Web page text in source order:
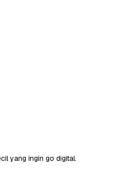
yang ingin go digital.